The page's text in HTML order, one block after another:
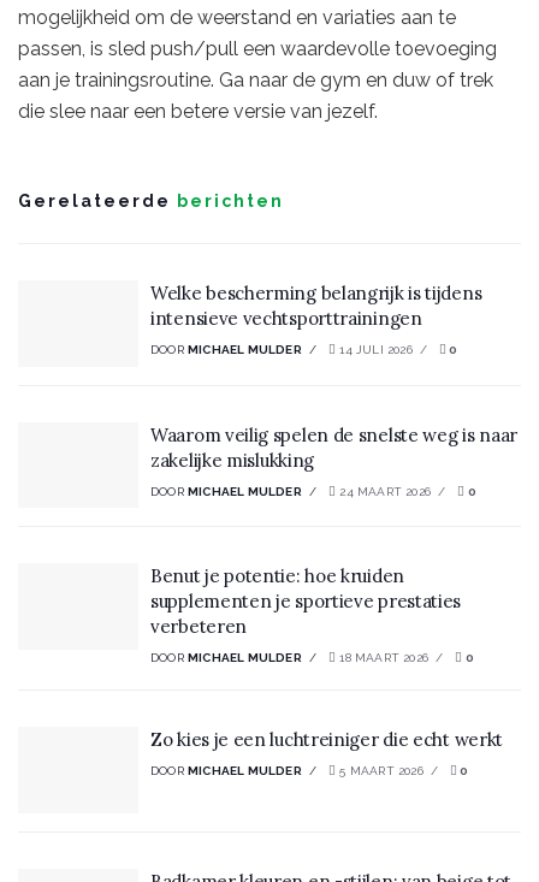
mogelijkheid om de weerstand en variaties aan te
passen, is sled push/pull een waardevolle toevoeging
aan je trainingsroutine. Ga naar de gym en duw of trek
die slee naar een betere versie van jezelf.
Gerelateerde berichten
Welke bescherming belangrijk is tijdens
intensieve vechtsporttrainingen
DOOR MICHAEL MULDER 14 JULI 2026 0
Waarom veilig spelen de snelste weg is naar
zakelijke mislukking
DOOR MICHAEL MULDER 24 MAART 2026 0
Benut je potentie: hoe kruiden
supplementen je sportieve prestaties
verbeteren
DOOR MICHAEL MULDER 18 MAART 2026 0
Zo kies je een luchtreiniger die echt werkt
DOOR MICHAEL MULDER 5 MAART 2026 0